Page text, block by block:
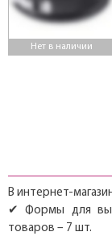
Нет в наличии
В интернет-
✔ Формы для
товаров – 7 шт.